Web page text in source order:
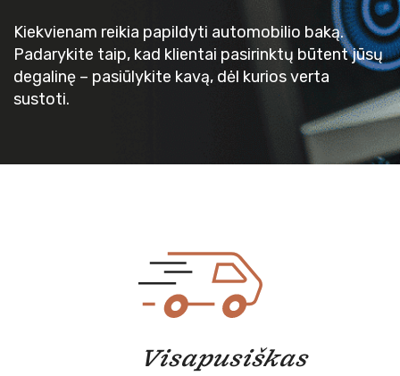
Kiekvienam reikia papildyti automobilio baką.
Padarykite taip, kad klientai pasirinktų būtent jūsų
degalinę – pasiūlykite kavą, dėl kurios verta
sustoti.
Visapusiškas